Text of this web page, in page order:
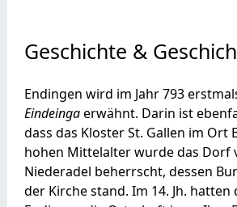
Geschichte &
Endingen wird im Jahr 793
Eindeingaerwähnt. Darin ist
dass das Kloster St. Gallen im Ort
hohen Mittelalter wurde das Dorf
Niederadel beherrscht, dessen
der Kirche stand. Im 14. Jh. hatten